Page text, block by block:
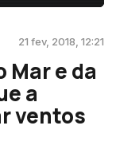
21 fev, 2018, 12:21
e da
a
ventos